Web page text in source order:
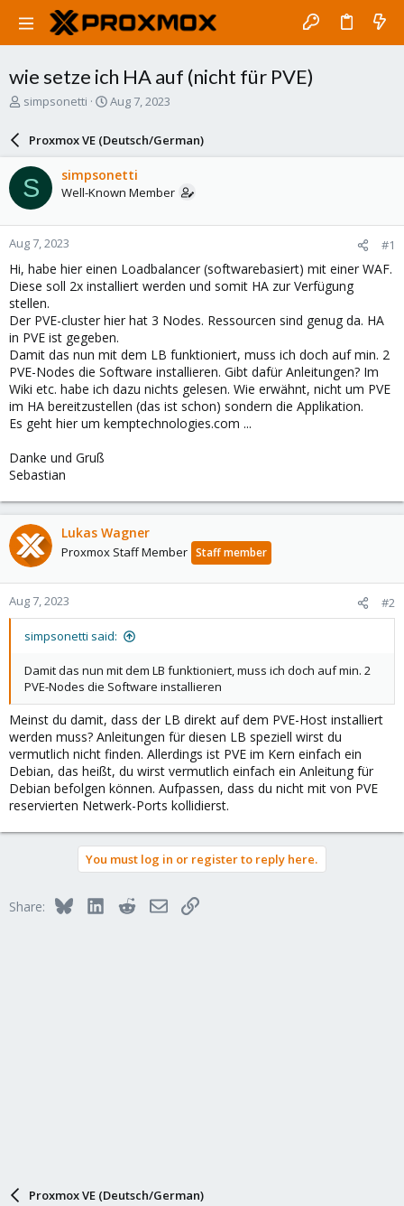
wie setze ich HA auf (nicht für PVE)
T
a
d
s
t
a
r
e
r
simpsonetti
S
r
d
a
e
Aug 7, 2023
Proxmox VE (Deutsch/German)
S simpsonetti
Well-Known Member
Aug 7, 2023 #1
Hi, habe hier einen Loadbalancer (softwarebasiert) mit einer WAF.
Diese soll 2x installiert werden und somit HA zur Verfügung
stellen.
Der PVE-cluster hier hat 3 Nodes. Ressourcen sind genug da. HA
in PVE ist gegeben.
Damit das nun mit dem LB funktioniert, muss ich doch auf min. 2
PVE-Nodes die Software installieren. Gibt dafür Anleitungen? Im
Wiki etc. habe ich dazu nichts gelesen. Wie erwähnt, nicht um PVE
im HA bereitzustellen (das ist schon) sondern die Applikation.
Es geht hier um kemptechnologies.com ...
Danke und Gruß
Sebastian
Lukas Wagner
Proxmox Staff Member Staff member
Aug 7, 2023 #2
simpsonetti said:
Damit das nun mit dem LB funktioniert, muss ich doch auf min. 2
PVE-Nodes die Software installieren
Meinst du damit, dass der LB direkt auf dem PVE-Host installiert
werden muss? Anleitungen für diesen LB speziell wirst du
vermutlich nicht finden. Allerdings ist PVE im Kern einfach ein
Debian, das heißt, du wirst vermutlich einfach ein Anleitung für
Debian befolgen können. Aufpassen, dass du nicht mit von PVE
reservierten Netwerk-Ports kollidierst.
You must log in or register to reply here.
Share: BlueskyLinkedInRedditEmailLink
Proxmox VE (Deutsch/German)